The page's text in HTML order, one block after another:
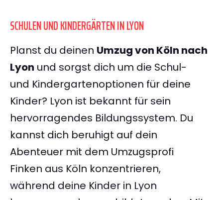
SCHULEN UND KINDERGÄRTEN IN LYON
Planst du deinen Umzug von Köln nach
Lyon und sorgst dich um die Schul-
und Kindergartenoptionen für deine
Kinder? Lyon ist bekannt für sein
hervorragendes Bildungssystem. Du
kannst dich beruhigt auf dein
Abenteuer mit dem Umzugsprofi
Finken aus Köln konzentrieren,
während deine Kinder in Lyon